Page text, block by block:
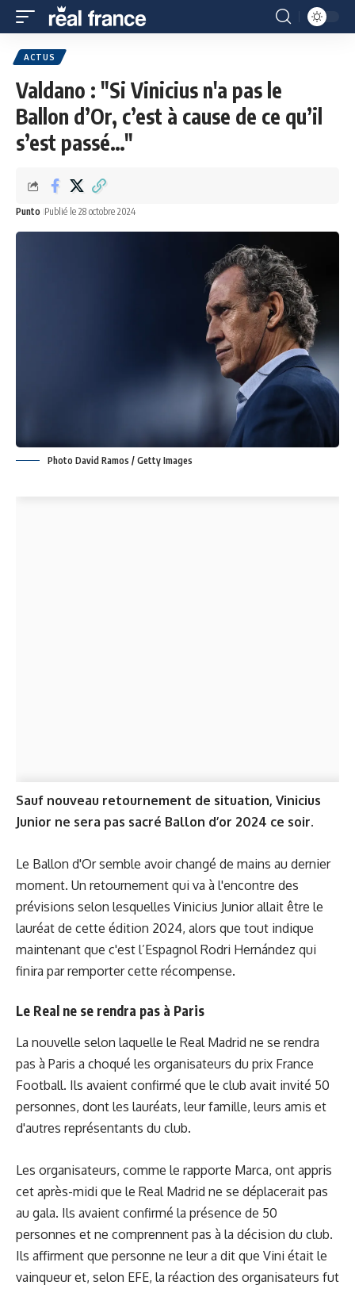
ACTUS
Valdano : "Si Vinicius n'a pas le
Ballon d’Or, c’est à cause de ce qu’il
s’est passé…"
Punto Publié le 28 octobre 2024
Photo David Ramos / Getty Images
Sauf nouveau retournement de situation, Vinicius
Junior ne sera pas sacré Ballon d’or 2024 ce soir.
Le Ballon d'Or semble avoir changé de mains au dernier
moment. Un retournement qui va à l'encontre des
prévisions selon lesquelles Vinicius Junior allait être le
lauréat de cette édition 2024, alors que tout indique
maintenant que c'est l’Espagnol Rodri Hernández qui
finira par remporter cette récompense.
Le Real ne se rendra pas à Paris
La nouvelle selon laquelle le Real Madrid ne se rendra
pas à Paris a choqué les organisateurs du prix France
Football. Ils avaient confirmé que le club avait invité 50
personnes, dont les lauréats, leur famille, leurs amis et
d'autres représentants du club.
Les organisateurs, comme le rapporte Marca, ont appris
cet après-midi que le Real Madrid ne se déplacerait pas
au gala. Ils avaient confirmé la présence de 50
personnes et ne comprennent pas à la décision du club.
Ils affirment que personne ne leur a dit que Vini était le
vainqueur et, selon EFE, la réaction des organisateurs fut